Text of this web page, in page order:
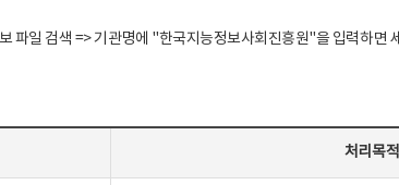
일 검색 => 기관명에 "한국지능정보사회진흥원"을 입력하면
처리목적